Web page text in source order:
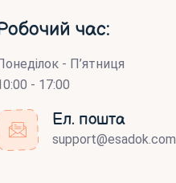
час:
- П’ятниця
- 17:00
Ел. пошта
support@esadok.com